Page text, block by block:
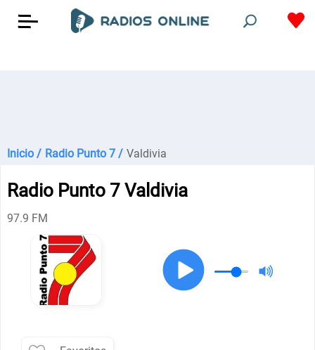
Inicio / Radio Punto 7 / Valdivia
Radio Punto 7 Valdivia
97.9 FM